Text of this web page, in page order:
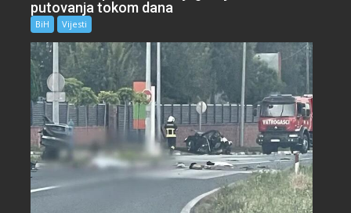
putovanja tokom dana
BiH Vijesti